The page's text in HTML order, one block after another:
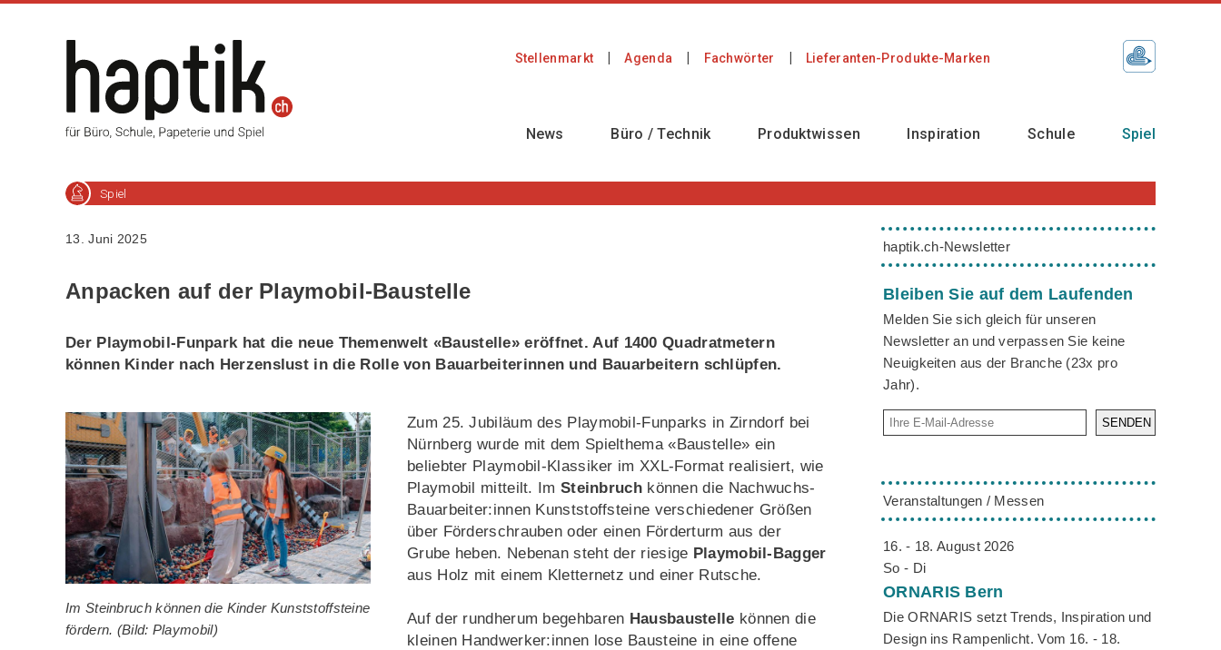
Stellenmarkt Agenda Fachwörter Lieferanten-Produkte-Marken
News Büro / Technik Produktwissen Inspiration Schule Spiel
Spiel
13. Juni 2025
Anpacken auf der Playmobil-Baustelle
Der Playmobil-Funpark hat die neue Themenwelt «Baustelle» eröffnet. Auf 1400 Quadratmetern
können Kinder nach Herzenslust in die Rolle von Bauarbeiterinnen und Bauarbeitern schlüpfen.
Im Steinbruch können die Kinder Kunststoffsteine
fördern. (Bild: Playmobil)
Zum 25. Jubiläum des Playmobil-Funparks in Zirndorf bei
Nürnberg wurde mit dem Spielthema «Baustelle» ein
beliebter Playmobil-Klassiker im XXL-Format realisiert, wie
Playmobil mitteilt. Im Steinbruch können die Nachwuchs-
Bauarbeiter:innen Kunststoffsteine verschiedener Größen
über Förderschrauben oder einen Förderturm aus der
Grube heben. Nebenan steht der riesige Playmobil-Bagger
aus Holz mit einem Kletternetz und einer Rutsche.
Auf der rundherum begehbaren Hausbaustelle können die
kleinen Handwerker:innen lose Bausteine in eine offene
haptik.ch-Newsletter
Bleiben Sie auf dem Laufenden
Melden Sie sich gleich für unseren
Newsletter an und verpassen Sie keine
Neuigkeiten aus der Branche (23x pro
Jahr).
SENDEN
Veranstaltungen / Messen
16. - 18. August 2026
So - Di
ORNARIS Bern
Die ORNARIS setzt Trends, Inspiration und
Design ins Rampenlicht. Vom 16. - 18.